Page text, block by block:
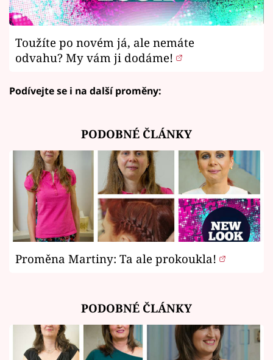
Toužíte po novém já, ale nemáte
odvahu? My vám ji dodáme!
Podívejte se i na další proměny:
PODOBNÉ ČLÁNKY
Proměna Martiny: Ta ale prokoukla!
PODOBNÉ ČLÁNKY